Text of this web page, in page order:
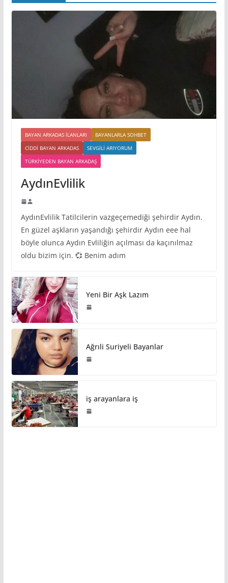
BAYAN ARKADAS ILANLARI
BAYANLARLA SOHBET
CIDDI BAYAN ARKADAS
SEVGILI ARIYORUM
TÜRKIYEDEN BAYAN ARKADAŞ
AydınEvlilik
AydınEvlilik Tatilcilerin vazgeçemediği şehirdir Aydın.
En güzel aşkların yaşandığı şehirdir Aydın eee hal
böyle olunca Aydın Evliliğin açılması da kaçınılmaz
oldu bizim için. 💞 Benim adım
Yeni Bir Aşk Lazım
Ağrıli Suriyeli Bayanlar
iş arayanlara iş